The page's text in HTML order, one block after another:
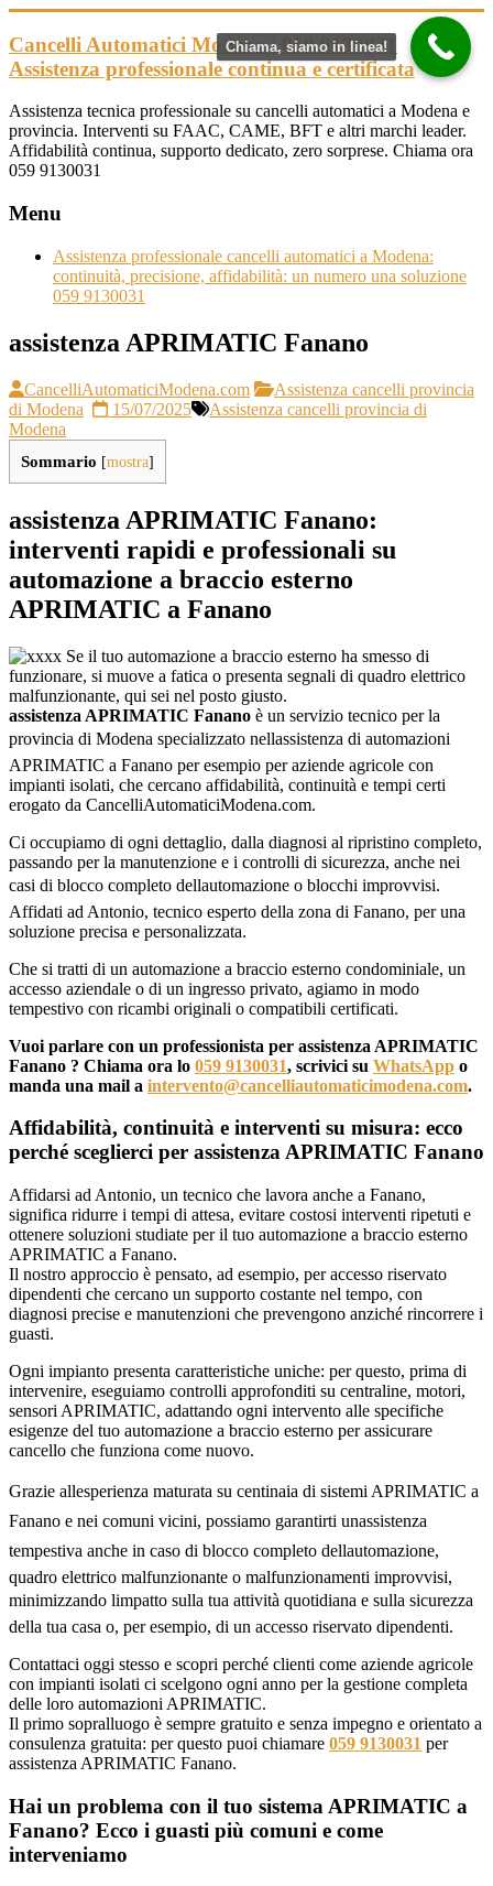
al
contenuto
Cancelli Automatici Modena | 059 9130031
Assistenza professionale continua e certificata
Assistenza tecnica professionale su cancelli automatici a Modena e
provincia. Interventi su FAAC, CAME, BFT e altri marchi leader.
Affidabilità continua, supporto dedicato, zero sorprese. Chiama ora
059 9130031
Menu
Assistenza professionale cancelli automatici a Modena:
continuità, precisione, affidabilità: un numero una soluzione
059 9130031
assistenza APRIMATIC Fanano
CancelliAutomaticiModena.com
Assistenza cancelli provincia
di Modena
15/07/2025
Assistenza cancelli provincia di
Modena
Sommario [mostra]
assistenza APRIMATIC Fanano:
interventi rapidi e professionali su
automazione a braccio esterno
APRIMATIC a Fanano
Se il tuo automazione a braccio esterno ha smesso di
funzionare, si muove a fatica o presenta segnali di quadro elettrico
malfunzionante, qui sei nel posto giusto.
assistenza APRIMATIC Fanano è un servizio tecnico per la
provincia di Modena specializzato nellassistenza di automazioni
APRIMATIC a Fanano per esempio per aziende agricole con
impianti isolati, che cercano affidabilità, continuità e tempi certi
erogato da CancelliAutomaticiModena.com.
Ci occupiamo di ogni dettaglio, dalla diagnosi al ripristino completo,
passando per la manutenzione e i controlli di sicurezza, anche nei
casi di blocco completo dellautomazione o blocchi improvvisi.
Affidati ad Antonio, tecnico esperto della zona di Fanano, per una
soluzione precisa e personalizzata.
Che si tratti di un automazione a braccio esterno condominiale, un
accesso aziendale o di un ingresso privato, agiamo in modo
tempestivo con ricambi originali o compatibili certificati.
Vuoi parlare con un professionista per assistenza APRIMATIC
Fanano ? Chiama ora lo 059 9130031, scrivici su WhatsApp o
manda una mail a intervento@cancelliautomaticimodena.com.
Affidabilità, continuità e interventi su misura: ecco
perché sceglierci per assistenza APRIMATIC Fanano
Affidarsi ad Antonio, un tecnico che lavora anche a Fanano,
significa ridurre i tempi di attesa, evitare costosi interventi ripetuti e
ottenere soluzioni studiate per il tuo automazione a braccio esterno
APRIMATIC a Fanano.
Il nostro approccio è pensato, ad esempio, per accesso riservato
dipendenti che cercano un supporto costante nel tempo, con
diagnosi precise e manutenzioni che prevengono anziché rincorrere i
guasti.
Ogni impianto presenta caratteristiche uniche: per questo, prima di
intervenire, eseguiamo controlli approfonditi su centraline, motori,
sensori APRIMATIC, adattando ogni intervento alle specifiche
esigenze del tuo automazione a braccio esterno per assicurare
cancello che funziona come nuovo.
Grazie allesperienza maturata su centinaia di sistemi APRIMATIC a
Fanano e nei comuni vicini, possiamo garantirti unassistenza
tempestiva anche in caso di blocco completo dellautomazione,
quadro elettrico malfunzionante o malfunzionamenti improvvisi,
minimizzando limpatto sulla tua attività quotidiana e sulla sicurezza
della tua casa o, per esempio, di un accesso riservato dipendenti.
Contattaci oggi stesso e scopri perché clienti come aziende agricole
con impianti isolati ci scelgono ogni anno per la gestione completa
delle loro automazioni APRIMATIC.
Il primo sopralluogo è sempre gratuito e senza impegno e orientato a
consulenza gratuita: per questo puoi chiamare 059 9130031 per
assistenza APRIMATIC Fanano.
Hai un problema con il tuo sistema APRIMATIC a
Fanano? Ecco i guasti più comuni e come
interveniamo
Chiama, siamo in linea!